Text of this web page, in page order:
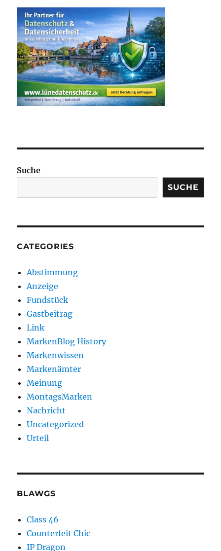
Suche
SUCHE
CATEGORIES
Abstimmung
Anzeige
Fundstück
Gastbeitrag
Link
MarkenBlog History
Markenwissen
Markenämter
Meinung
MontagsMarken
Nachricht
Uncategorized
Urteil
BLAWGS
Class 46
Counterfeit Chic
IP Dragon